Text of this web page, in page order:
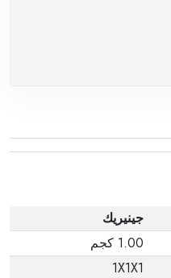
جينيريك
1.00 كجم
1X1X1